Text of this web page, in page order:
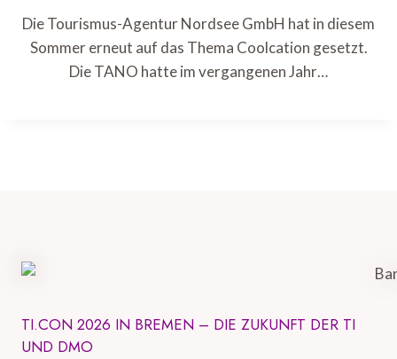
Die Tourismus-Agentur Nordsee GmbH hat in diesem
Sommer erneut auf das Thema Coolcation gesetzt.
Die TANO hatte im vergangenen Jahr…
TI.CON 2026 IN BREMEN – DIE ZUKUNFT DER TI
UND DMO